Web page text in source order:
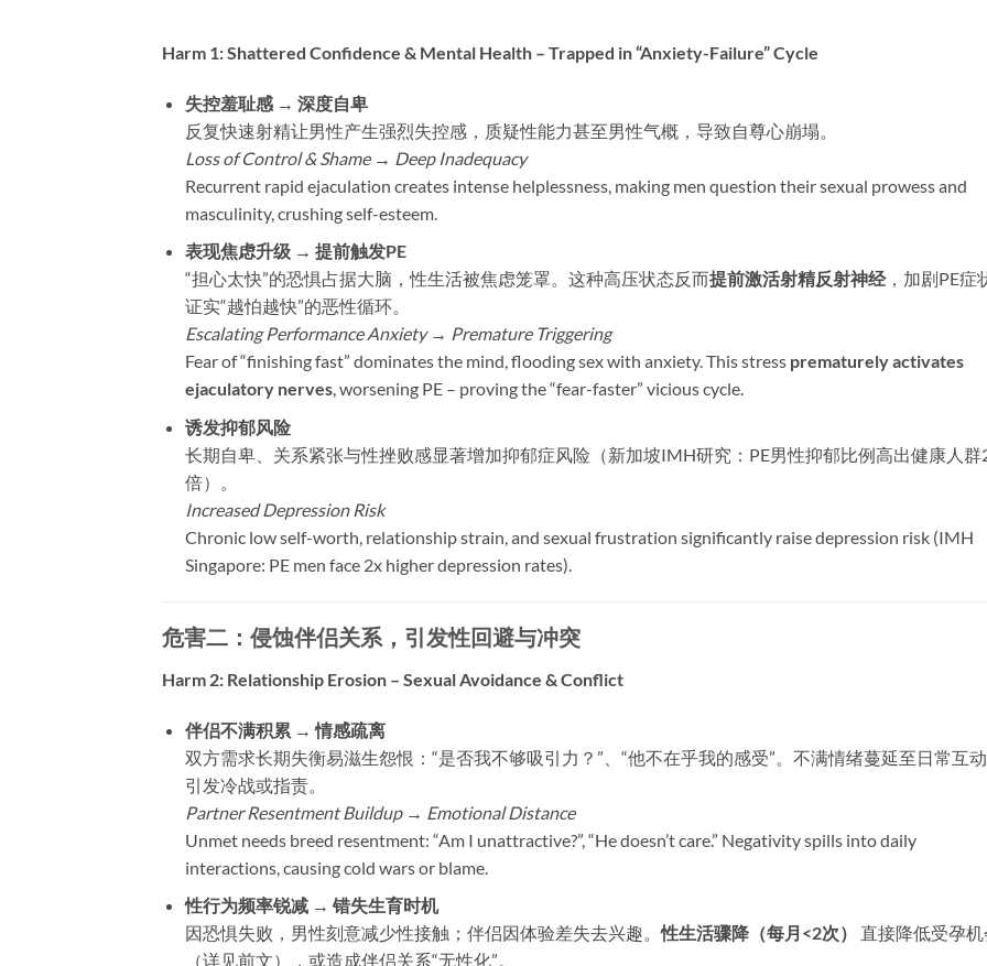
Harm 1: Shattered Confidence & Mental Health – Trapped in “Anxiety-Failure” Cycle
失控羞耻感 → 深度自卑
反复快速射精让男性产生强烈失控感，质疑性能力甚至男性气概，导致自尊心崩塌。
Loss of Control & Shame → Deep Inadequacy
Recurrent rapid ejaculation creates intense helplessness, making men question their sexual prowess and
masculinity, crushing self-esteem.
表现焦虑升级 → 提前触发PE
“担心太快”的恐惧占据大脑，性生活被焦虑笼罩。这种高压状态反而提前激活射精反射神经，加剧PE症
证实“越怕越快”的恶性循环。
Escalating Performance Anxiety → Premature Triggering
Fear of “finishing fast” dominates the mind, flooding sex with anxiety. This stress ​ prematurely activates
ejaculatory nerves, worsening PE – proving the “fear-faster” vicious cycle.
诱发抑郁风险
长期自卑、关系紧张与性挫败感显著增加抑郁症风险（新加坡IMH研究：PE男性抑郁比例高出健康人群
倍）。
Increased Depression Risk
Chronic low self-worth, relationship strain, and sexual frustration significantly raise depression risk (IMH
Singapore: PE men face 2x higher depression rates).
危害二：侵蚀伴侣关系，引发性回避与冲突
Harm 2: Relationship Erosion – Sexual Avoidance & Conflict
伴侣不满积累 → 情感疏离
双方需求长期失衡易滋生怨恨：“是否我不够吸引力？”、“他不在乎我的感受”。不满情绪蔓延至日常互
引发冷战或指责。
Partner Resentment Buildup → Emotional Distance
Unmet needs breed resentment: “Am I unattractive?”, “He doesn’t care.” Negativity spills into daily
interactions, causing cold wars or blame.
性行为频率锐减 → 错失生育时机
因恐惧失败，男性刻意减少性接触；伴侣因体验差失去兴趣。​性生活骤降（每月<2次）​
直接降低受孕
（详见前文），或造成伴侣关系“无性化”。